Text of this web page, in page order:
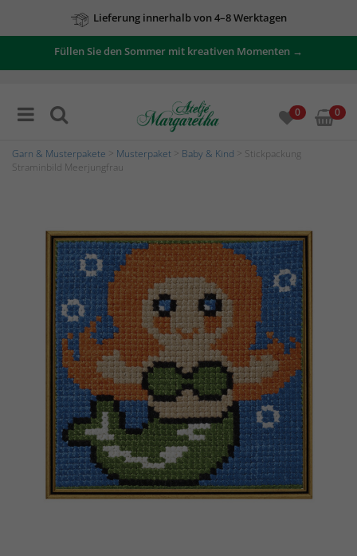
Lieferung innerhalb von 4–8 Werktagen
Füllen Sie den Sommer mit kreativen Momenten →
0 0
Garn & Musterpakete Musterpaket Baby & Kind > Stickpackung
Straminbild Meerjungfrau